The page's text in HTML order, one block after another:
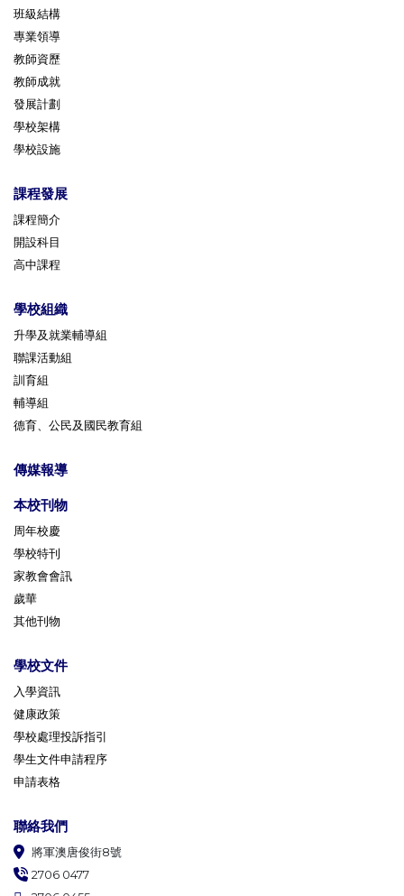
班級結構
專業領導
教師資歷
教師成就
發展計劃
學校架構
學校設施
課程發展
課程簡介
開設科目
高中課程
學校組織
升學及就業輔導組
聯課活動組
訓育組
輔導組
德育、公民及國民教育組
傳媒報導
本校刊物
周年校慶
學校特刊
家教會會訊
歲華
其他刊物
學校文件
入學資訊
健康政策
學校處理投訴指引
學生文件申請程序
申請表格
聯絡我們
將軍澳唐俊街8號
2706 0477